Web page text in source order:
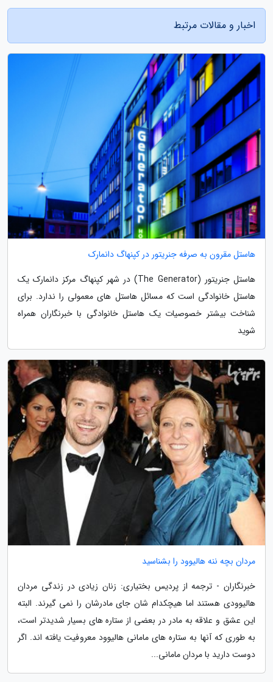
اخبار و مقالات مرتبط
هاستل مقرون به صرفه جنریتور در کپنهاگ دانمارک
هاستل جنریتور (The Generator) در شهر کپنهاگ مرکز دانمارک یک
هاستل خانوادگی است که مسائل هاستل های معمولی را ندارد. برای
شناخت بیشتر خصوصیات یک هاستل خانوادگی با خبرنگاران همراه
شوید
مردان بچه ننه هالیوود را بشناسید
خبرنگاران - ترجمه از پردیس بختیاری: زنان زیادی در زندگی مردان
هالیوودی هستند اما هیچکدام شان جای مادرشان را نمی گیرند. البته
این عشق و علاقه به مادر در بعضی از ستاره های بسیار شدیدتر است،
به طوری که آنها به ستاره های مامانی هالیوود معروفیت یافته اند. اگر
دوست دارید با مردان مامانی...